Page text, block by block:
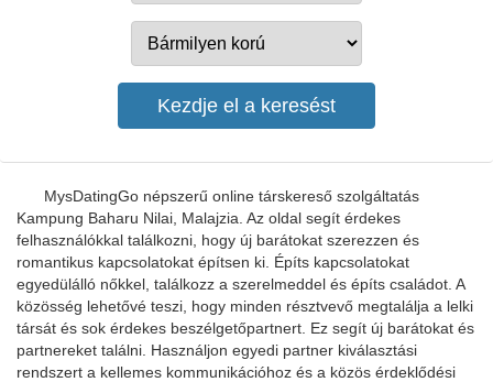
MysDatingGo népszerű online társkereső szolgáltatás
Kampung Baharu Nilai, Malajzia. Az oldal segít érdekes
felhasználókkal találkozni, hogy új barátokat szerezzen és
romantikus kapcsolatokat építsen ki. Építs kapcsolatokat
egyedülálló nőkkel, találkozz a szerelmeddel és építs családot. A
közösség lehetővé teszi, hogy minden résztvevő megtalálja a lelki
társát és sok érdekes beszélgetőpartnert. Ez segít új barátokat és
partnereket találni. Használjon egyedi partner kiválasztási
rendszert a kellemes kommunikációhoz és a közös érdeklődési